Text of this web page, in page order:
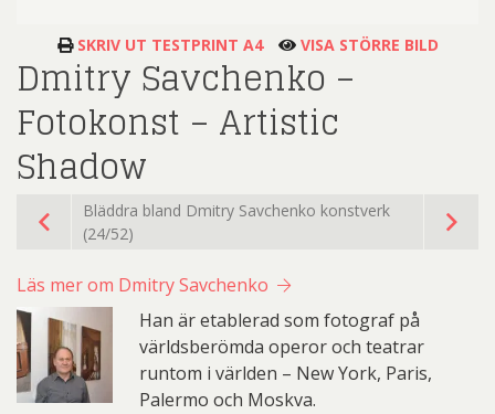
SKRIV UT TESTPRINT A4 VISA STÖRRE BILD
Dmitry Savchenko –
Fotokonst – Artistic
Shadow
Bläddra bland Dmitry Savchenko konstverk
(24/52)
Läs mer om Dmitry Savchenko
Han är etablerad som fotograf på
världsberömda operor och teatrar
runtom i världen – New York, Paris,
Palermo och Moskva.